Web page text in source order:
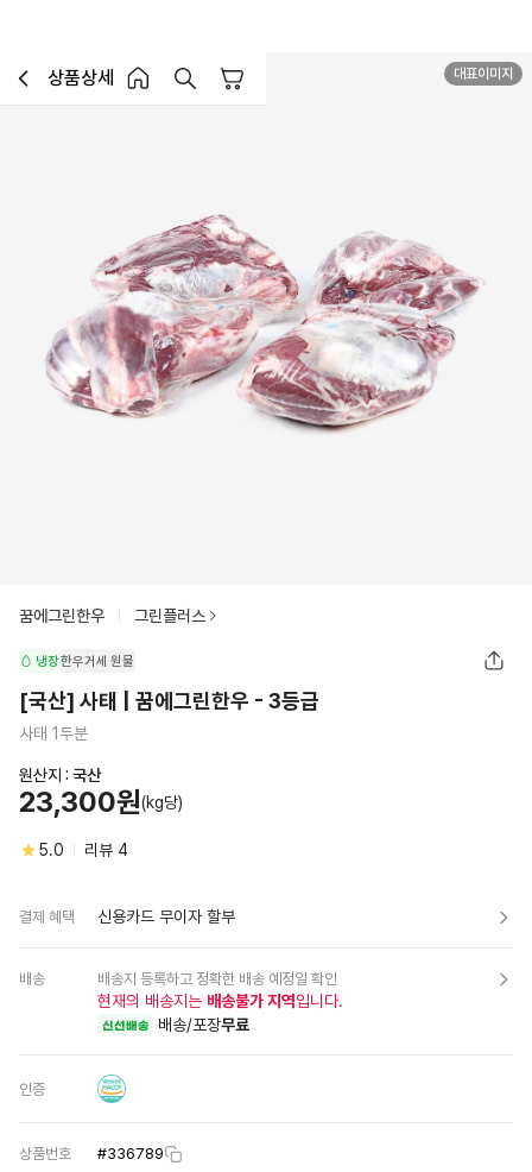
이전페이지로 이동
상품상세
홈 버튼홈 장바구니
대표이미지
꿈에그린한우 그린플러스
냉장한우거세 원물
[국산] 사태 | 꿈에그린한우 - 3등급
사태 1두분
원산지 : 국산
23,300원(kg당)
5.0 리뷰 4
결제 혜택 신용카드 무이자 할부
배송 배송지 등록하고 정확한 배송 예정일 확인
현재의 배송지는 배송불가 지역입니다.
신선배송 배송/포장무료
인증
상품번호 #336789